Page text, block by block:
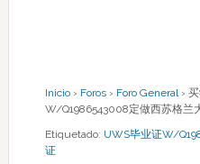
Inicio › Foros › Foro General ›
W/Q1986543008定做西苏格兰
Etiquetado: UWS毕业证W/
证